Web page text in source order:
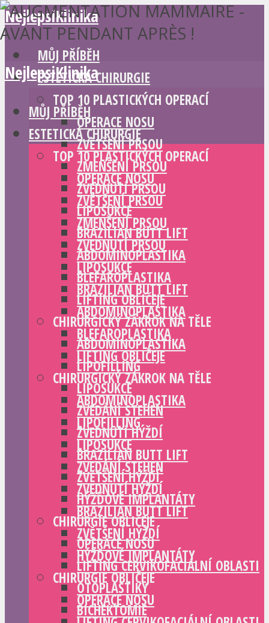
NejlepsiKlinika
MŮJ PŘÍBĚH
ESTETICKÁ CHIRURGIE
TOP 10 PLASTICKÝCH OPERACÍ
OPERACE NOSU
ZVĚTŠENÍ PRSOU
ZMENŠENÍ PRSOU
ZVEDNUTÍ PRSOU
LIPOSUKCE
BRAZILIAN BUTT LIFT
ABDOMINOPLASTIKA
BLEFAROPLASTIKA
LIFTING OBLIČEJE
CHIRURGICKÝ ZÁKROK NA TĚLE
ABDOMINOPLASTIKA
LIPOFILLING
LIPOSUKCE
ZVEDÁNÍ STEHEN
ZVEDNUTÍ HÝŽDÍ
BRAZILIAN BUTT LIFT
ZVĚTŠENÍ HÝŽDÍ
HÝŽĎOVÉ IMPLANTÁTY
CHIRURGIE OBLIČEJE
OPERACE NOSU
LIFTING CERVIKOFACIÁLNÍ OBLASTI
OTOPLASTIKY
BICHEKTOMIE
NejlepsiKlinika
MŮJ PŘÍBĚH
ESTETICKÁ CHIRURGIE
TOP 10 PLASTICKÝCH OPERACÍ
OPERACE NOSU
ZVĚTŠENÍ PRSOU
ZMENŠENÍ PRSOU
ZVEDNUTÍ PRSOU
LIPOSUKCE
BRAZILIAN BUTT LIFT
ABDOMINOPLASTIKA
BLEFAROPLASTIKA
LIFTING OBLIČEJE
CHIRURGICKÝ ZÁKROK NA TĚLE
ABDOMINOPLASTIKA
LIPOFILLING
LIPOSUKCE
ZVEDÁNÍ STEHEN
ZVEDNUTÍ HÝŽDÍ
BRAZILIAN BUTT LIFT
ZVĚTŠENÍ HÝŽDÍ
HÝŽĎOVÉ IMPLANTÁTY
CHIRURGIE OBLIČEJE
OPERACE NOSU